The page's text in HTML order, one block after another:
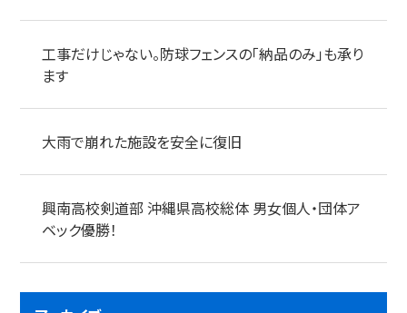
工事だけじゃない。防球フェンスの「納品のみ」も承り
ます
大雨で崩れた施設を安全に復旧
興南高校剣道部 沖縄県高校総体 男女個人・団体ア
ベック優勝！